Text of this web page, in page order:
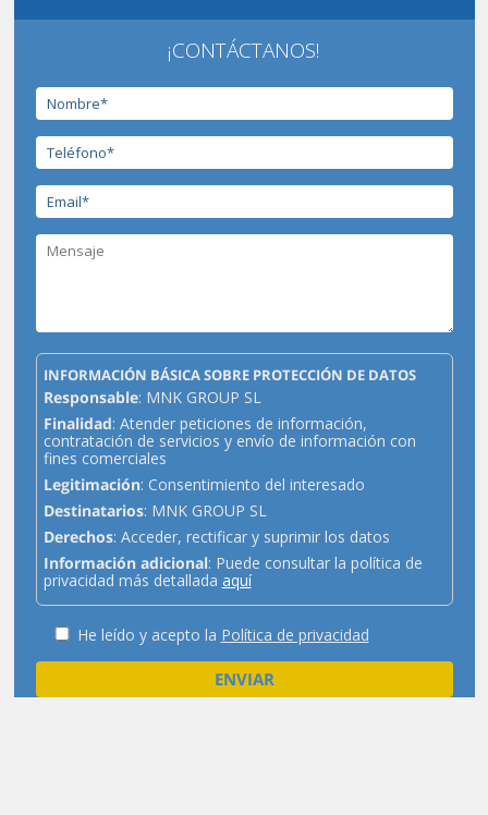
¡CONTÁCTANOS!
INFORMACIÓN BÁSICA SOBRE PROTECCIÓN DE DATOS
Responsable: MNK GROUP SL
Finalidad: Atender peticiones de información,
contratación de servicios y envío de información con
fines comerciales
Legitimación: Consentimiento del interesado
Destinatarios: MNK GROUP SL
Derechos: Acceder, rectificar y suprimir los datos
Información adicional: Puede consultar la política de
privacidad más detallada aquí
He leído y acepto la Política de privacidad